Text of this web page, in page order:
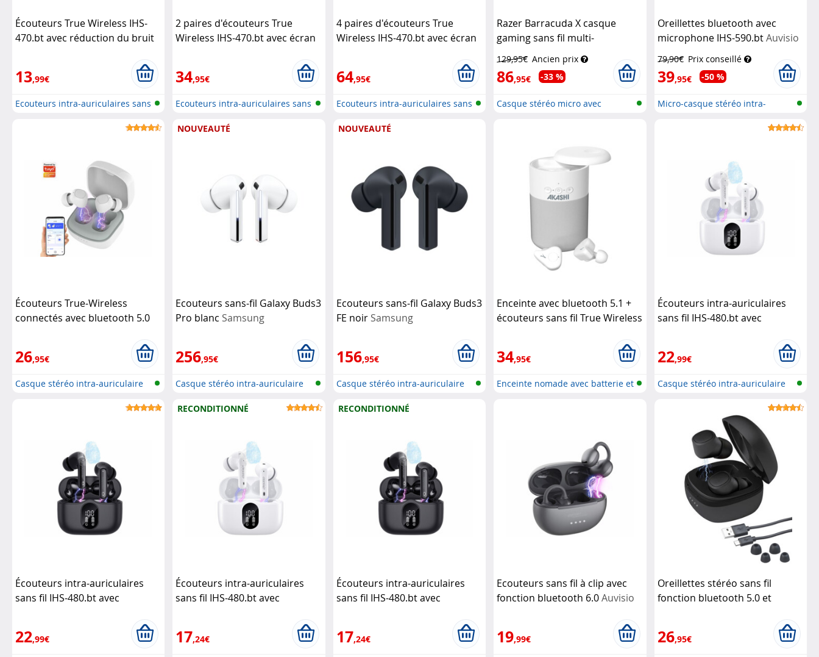
Écouteurs True Wireless IHS-
470.bt avec réduction du bruit
13,99€
Ecouteurs intra-auriculaires sans
2 paires d'écouteurs True
Wireless IHS-470.bt avec écran
34,95€
Ecouteurs intra-auriculaires sans
4 paires d'écouteurs True
Wireless IHS-470.bt avec écran
64,95€
Ecouteurs intra-auriculaires sans
Razer Barracuda X casque
gaming sans fil multi-
129,95€ Ancien prix
86,95€ -33 %
Casque stéréo micro avec
Oreillettes bluetooth avec
microphone IHS-590.btAuvisio
79,90€ Prix conseillé
39,95€ -50 %
Micro-casque stéréo intra-
Écouteurs True-Wireless
connectés avec bluetooth 5.0
26,95€
Casque stéréo intra-auriculaire
NOUVEAUTÉ
Ecouteurs sans-fil Galaxy Buds3
Pro blanc Samsung
256,95€
Casque stéréo intra-auriculaire
NOUVEAUTÉ
Ecouteurs sans-fil Galaxy Buds3
FE noir Samsung
156,95€
Casque stéréo intra-auriculaire
Enceinte avec bluetooth 5.1 +
écouteurs sans fil True Wireless
34,95€
Enceinte nomade avec batterie et
Écouteurs intra-auriculaires
sans fil IHS-480.bt avec
22,99€
Casque stéréo intra-auriculaire
Écouteurs intra-auriculaires
sans fil IHS-480.bt avec
22,99€
RECONDITIONNÉ
Écouteurs intra-auriculaires
sans fil IHS-480.bt avec
17,24€
RECONDITIONNÉ
Écouteurs intra-auriculaires
sans fil IHS-480.bt avec
17,24€
Ecouteurs sans fil à clip avec
fonction bluetooth 6.0Auvisio
19,99€
Oreillettes stéréo sans fil
fonction bluetooth 5.0 et
26,95€